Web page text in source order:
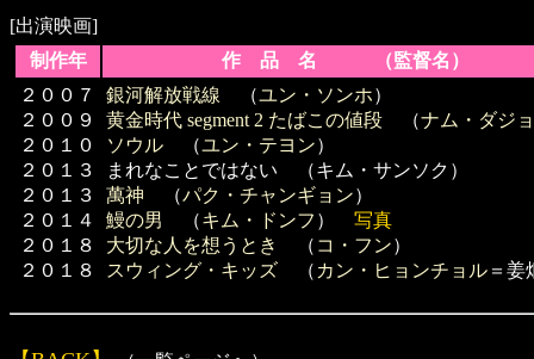
[出演映画]
制作年
作 品 名 （監督名）
２００７
２００９
２０１０
２０１３
２０１３
２０１４
２０１８
２０１８
銀河解放戦線 （ユン・ソンホ）
黄金時代 segment 2 たばこの値段 （ナム・ダジ
ソウル （ユン・テヨン）
まれなことではない （キム・サンソク）
萬神 （パク・チャンギョン）
鰻の男
（キム・ドンフ ）写真
大切な人を想うとき
（ コ・フン）
スウィング・キッズ （ カン・ヒョンチョル ＝姜